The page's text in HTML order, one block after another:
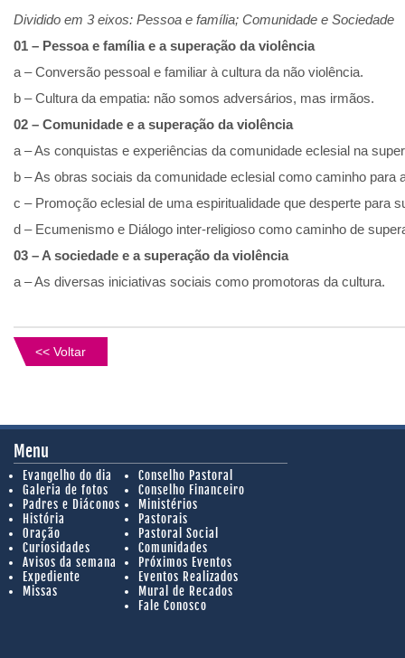
Dividido em 3 eixos: Pessoa e família; Comunidade e Sociedade
01 – Pessoa e família e a superação da violência
a – Conversão pessoal e familiar à cultura da não violência.
b – Cultura da empatia: não somos adversários, mas irmãos.
02 – Comunidade e a superação da violência
a – As conquistas e experiências da comunidade eclesial na
b – As obras sociais da comunidade eclesial como caminho para
c – Promoção eclesial de uma espiritualidade que desperte para
d – Ecumenismo e Diálogo inter-religioso como caminho de
03 – A sociedade e a superação da violência
a – As diversas iniciativas sociais como promotoras da cultura.
<< Voltar
Menu
Evangelho do dia
Galeria de fotos
Padres e Diáconos
História
Oração
Curiosidades
Avisos da semana
Expediente
Missas
Conselho Pastoral
Conselho Financeiro
Ministérios
Pastorais
Pastoral Social
Comunidades
Próximos Eventos
Eventos Realizados
Mural de Recados
Fale Conosco